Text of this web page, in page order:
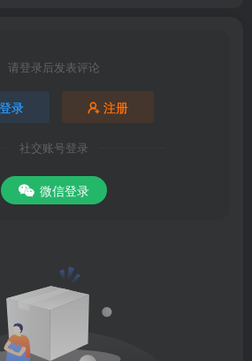
/ Android 7.1.2-x86_64 (64位版)
库，可共存使用支持各版无限多开运
（VT）
support/VTjiao/290.html
请登录后发表评论
登录 注册
社交账号登录
微信登录